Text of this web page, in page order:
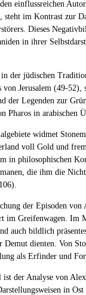
einflussreichen
steht im Kontrast zur
Dieses
in ihrer
der jüdischen
von Jerusalem (49-
der Legenden zur
Pharos in arabischen
widmet
voll Gold und
in philosophischen
die ihm die
der Episoden von
im Greifenwagen. Im
auch bildlich
Demut dienten. Von
als Erfinder und
ist der Analyse von
in